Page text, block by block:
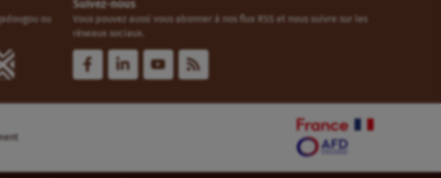
ou
Suivez-nous
Vous pouvez aussi vous abonner à nos flux RSS et nous suivre sur les
réseaux sociaux.